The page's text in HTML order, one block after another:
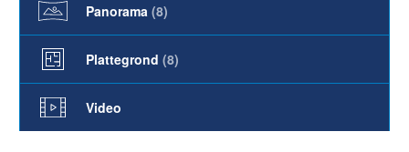
Panorama (8)
Plattegrond (8)
Video